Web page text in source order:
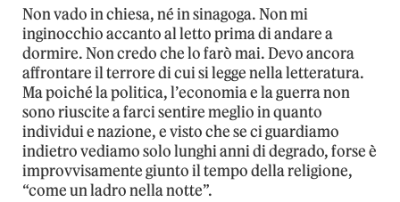
Non vado in chiesa, né in sinagoga. Non mi
inginocchio accanto al letto prima di andare a
dormire. Non credo che lo farò mai. Devo ancora
affrontare il terrore di cui si legge nella letteratura.
Ma poiché la politica, l’economia e la guerra non
sono riuscite a farci sentire meglio in quanto
individui e nazione, e visto che se ci guardiamo
indietro vediamo solo lunghi anni di degrado, forse è
improvvisamente giunto il tempo della religione,
“come un ladro nella notte”.